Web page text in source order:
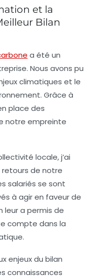
et la
Bilan
a été un
Nous avons pu
climatiques et le
Grâce à
place des
notre empreinte
locale, j’ai
de notre
salariés se sont
à agir en faveur de
leur a permis de
compte dans la
enjeux du bilan
connaissances